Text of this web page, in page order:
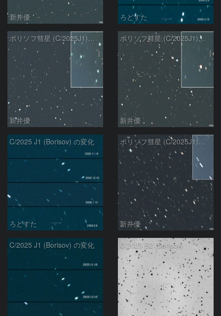
新井優 ろどすた
ボリソフ彗星 (C/2025J1)：2026/03/05
新井優
ボリソフ彗星 (C/2025J1)：2026/02/22
新井優
C/2025 J1 (Borisov) の変化
ろどすた
ボリソフ彗星 (C/2025J1)：2026/01/25
新井優
C/2025 J1 (Borisov) の変化 C/2025 B2 (Borisov)